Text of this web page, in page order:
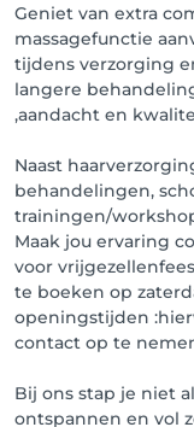
Geniet van extra
massagefunctie
tijdens verzorging
langere
,aandacht en
Naast
behandelingen,
trainingen/
Maak jou ervaring
voor
te boeken op
openingstijden
contact op te
Bij ons stap je niet
ontspannen en vol